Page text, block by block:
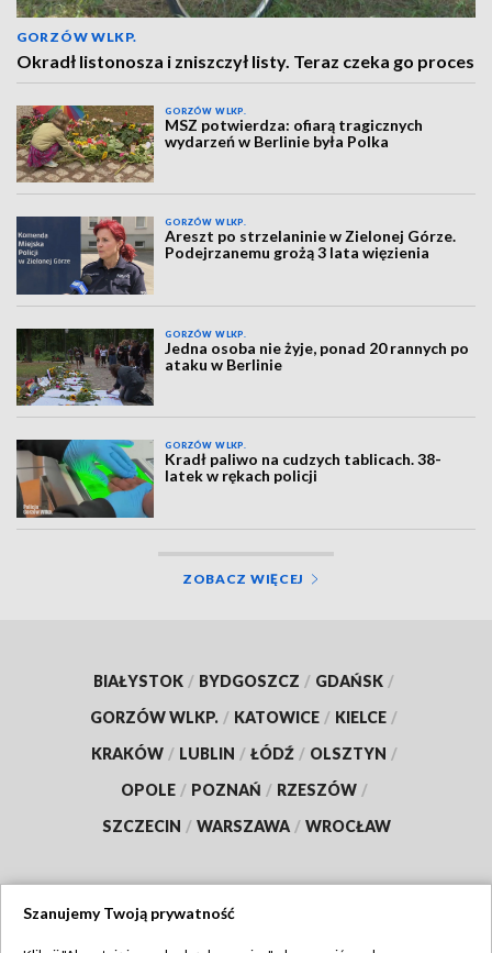
GORZÓW WLKP.
Okradł listonosza i zniszczył listy. Teraz czeka go proces
GORZÓW WLKP.
MSZ potwierdza: ofiarą tragicznych
wydarzeń w Berlinie była Polka
GORZÓW WLKP.
Areszt po strzelaninie w Zielonej Górze.
Podejrzanemu grożą 3 lata więzienia
GORZÓW WLKP.
Jedna osoba nie żyje, ponad 20 rannych po
ataku w Berlinie
GORZÓW WLKP.
Kradł paliwo na cudzych tablicach. 38-
latek w rękach policji
ZOBACZ WIĘCEJ
BIAŁYSTOK / BYDGOSZCZ / GDAŃSK /
GORZÓW WLKP. / KATOWICE / KIELCE /
KRAKÓW / LUBLIN / ŁÓDŹ / OLSZTYN /
OPOLE / POZNAŃ / RZESZÓW /
SZCZECIN / WARSZAWA / WROCŁAW
Szanujemy Twoją prywatność